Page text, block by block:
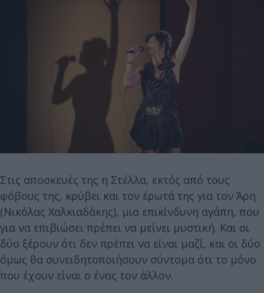
Στις αποσκευές της η Στέλλα, εκτός από τους
φόβους της, κρύβει και τον έρωτά της για τον Άρη
(Νικόλας Χαλκιαδάκης), μια επικίνδυνη αγάπη, που
για να επιβιώσει πρέπει να μείνει μυστική. Και οι
δύο ξέρουν ότι δεν πρέπει να είναι μαζί, και οι δύο
όμως θα συνειδητοποιήσουν σύντομα ότι το μόνο
που έχουν είναι ο ένας τον άλλον.